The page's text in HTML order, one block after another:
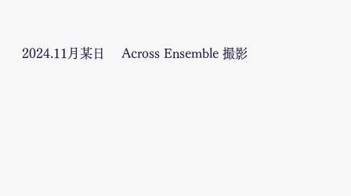
2024.11月某日 Across Ensemble 撮影